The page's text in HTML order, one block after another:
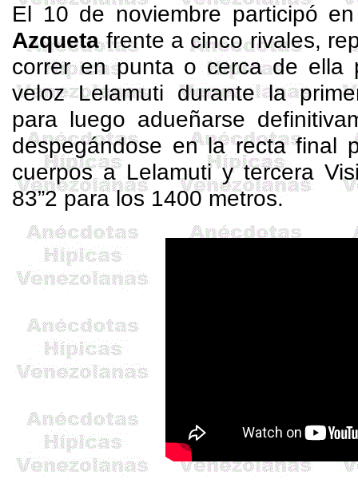
El 10 de noviembre participó
Azquetafrente a cinco rivales,
correr en punta o cerca de ella
velozLelamuti durante la
para luego adueñarse
despegándose en la recta final
cuerpos aLelamutiy tercera
83”2 para los 1400 metros.